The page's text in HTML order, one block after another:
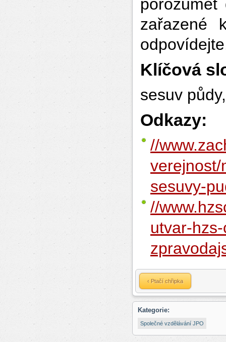
zařazené
Klíčová
sesuv
//www.
verejnost/
sesuvy-
//www.
utvar-hzs-
‹ Ptačí chřipka
Kategorie:
Společné vzdělávání JPO